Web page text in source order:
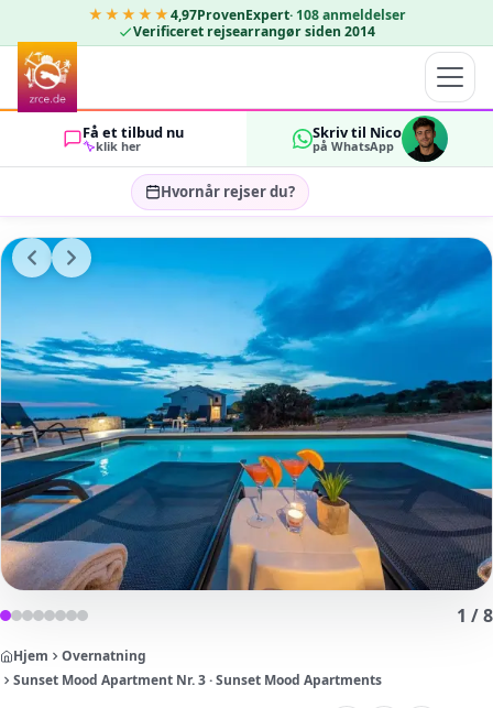
★★★★★4,97ProvenExpert· 108 anmeldelser
Verificeret rejsearrangør siden 2014
Få et tilbud nu
klik her
Skriv til Nico
på WhatsApp
Hvornår rejser du?
Vælg rejsedatoer…
GÆSTER
2
1 /8
Hjem
Overnatning
Sunset Mood Apartment Nr. 3 · Sunset Mood Apartments